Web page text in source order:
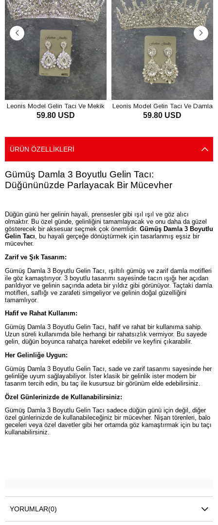
Leonis Model Gelin Tacı Ve Mekik
Taşlı Küpe
59.80 USD
Leonis Model Gelin Tacı Ve Damla
MekikTaşlı Küpe
59.80 USD
ÜRÜN ÖZELLIKLERI
Gümüş Damla 3 Boyutlu Gelin Tacı:
Düğününüzde Parlayacak Bir Mücevher
Düğün günü her gelinin hayali, prensesler gibi ışıl ışıl ve göz alıcı
olmaktır. Bu özel günde, gelinliğini tamamlayacak ve onu daha da güzel
gösterecek bir aksesuar seçmek çok önemlidir. Gümüş Damla 3 Boyutlu
Gelin Tacı , bu hayali gerçeğe dönüştürmek için tasarlanmış eşsiz bir
mücevher.
Zarif ve Şık Tasarım:
Gümüş Damla 3 Boyutlu Gelin Tacı, ışıltılı gümüş ve zarif damla motifleri
ile göz kamaştırıyor. 3 boyutlu tasarımı sayesinde tacın ışığı her açıdan
parıldıyor ve gelinin saçında adeta bir yıldız gibi görünüyor. Taçtaki damla
motifleri, saflığı ve zarafeti simgeliyor ve gelinin doğal güzelliğini
tamamlıyor.
Hafif ve Rahat Kullanım:
Gümüş Damla 3 Boyutlu Gelin Tacı, hafif ve rahat bir kullanıma sahip.
Uzun süreli kullanımda bile herhangi bir rahatsızlık vermiyor. Bu sayede
gelin, düğün boyunca rahatça hareket edebilir ve keyfini çıkarabilir.
Her Gelinliğe Uygun:
Gümüş Damla 3 Boyutlu Gelin Tacı, sade ve zarif tasarımı sayesinde her
gelinliğe uyum sağlayabiliyor. İster klasik bir gelinlik ister modern bir
tasarım tercih edin, bu taç ile kusursuz bir görünüm elde edebilirsiniz.
Özel Günlerinizde de Kullanabilirsiniz:
Gümüş Damla 3 Boyutlu Gelin Tacı sadece düğün günü için değil, diğer
özel günlerinizde de kullanabileceğiniz bir mücevher. Nişan törenleri, balo
geceleri veya özel davetler gibi her ortamda göz kamaştırmak için bu taçı
kullanabilirsiniz.
YORUMLAR(0)